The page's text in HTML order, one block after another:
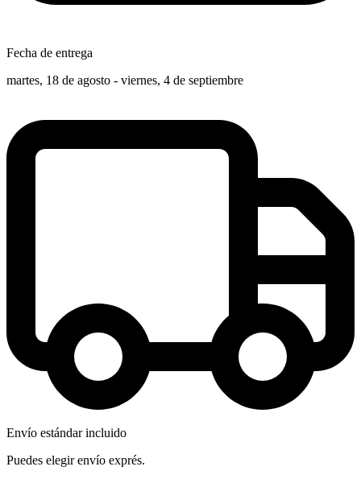
Fecha de entrega
martes, 18 de agosto - viernes, 4 de septiembre
Envío estándar incluido
Puedes elegir envío exprés.